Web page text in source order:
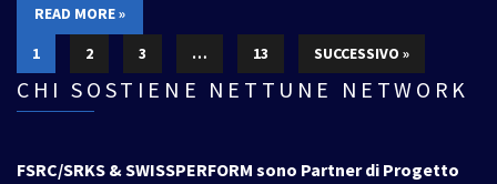
READ MORE »
1
2 3 … 13 SUCCESSIVO »
CHI SOSTIENE NETTUNE NETWORK
FSRC/SRKS & SWISSPERFORM sono Partner di Progetto